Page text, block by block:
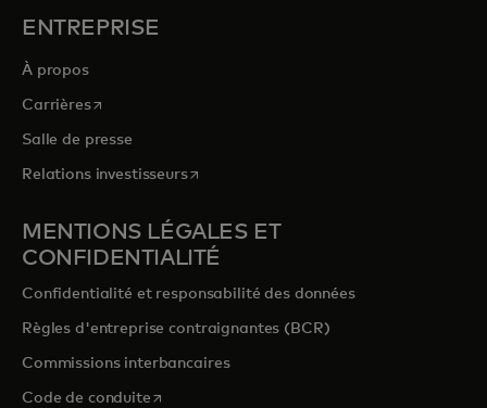
ENTREPRISE
À propos
Carrièress’ouvre dans un nouvel onglet
Salle de presse
Relations investisseurss’ouvre dans un nouvel onglet
MENTIONS LÉGALES ET
CONFIDENTIALITÉ
Confidentialité et responsabilité des données
Règles d'entreprise contraignantes (BCR)
Commissions interbancaires
Code de conduites’ouvre dans un nouvel onglet